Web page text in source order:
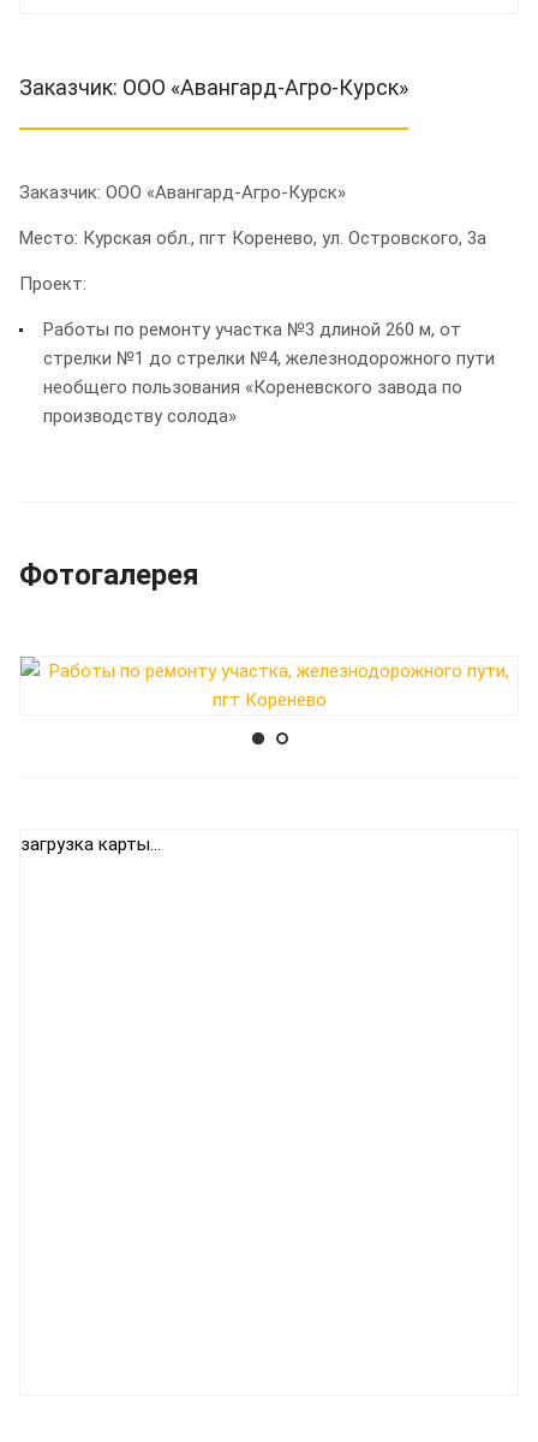
Заказчик: ООО «Авангард-Агро-Курск»
Заказчик: ООО «Авангард-Агро-Курск»
Место: Курская обл., пгт Коренево, ул. Островского, 3а
Проект:
Работы по ремонту участка №3 длиной 260 м, от
стрелки №1 до стрелки №4, железнодорожного пути
необщего пользования «Кореневского завода по
производству солода»
Фотогалерея
загрузка карты...